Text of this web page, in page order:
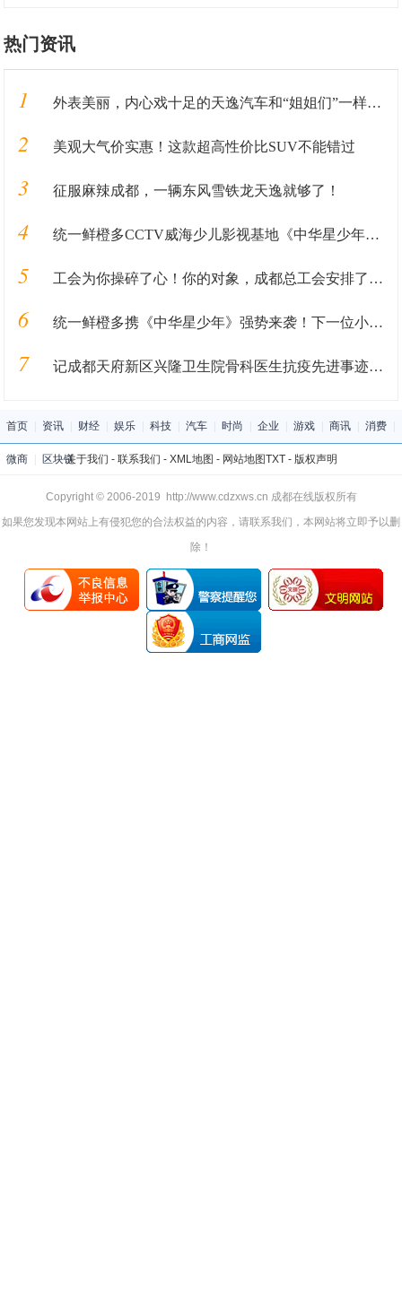
热门资讯
1 外表美丽，内心戏十足的天逸汽车和“姐姐们”一样，靠实力圈粉
2 美观大气价实惠！这款超高性价比SUV不能错过
3 征服麻辣成都，一辆东风雪铁龙天逸就够了！
4 统一鲜橙多CCTV威海少儿影视基地《中华星少年》火热报名中
5 工会为你操碎了心！你的对象，成都总工会安排了！！！
6 统一鲜橙多携《中华星少年》强势来袭！下一位小明星就是你！
7 记成都天府新区兴隆卫生院骨科医生抗疫先进事迹—刘浩
首页 资讯 财经 娱乐 科技 汽车 时尚 企业 游戏 商讯 消费
微商 区块链关于我们 - 联系我们 - XML地图 - 网站地图TXT- 版权声明
Copyright © 2006-2019 http://www.cdzxws.cn 成都在线版权所有
如果您发现本网站上有侵犯您的合法权益的内容，请联系我们，本网站将立即予以删
除！